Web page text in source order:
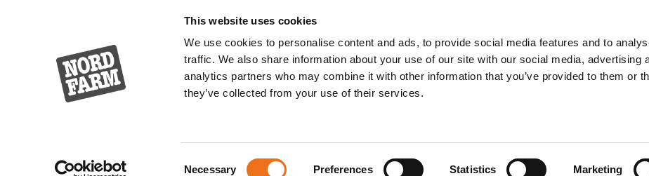
This website uses cookies
We use cookies to personalise content and ads, to provide social media features and to
traffic. We also share information about your use of our site with our social media, advertising
analytics partners who may combine it with other information that you’ve provided to them or
they’ve collected from your use of their services.
Necessary Preferences Statistics Marketing